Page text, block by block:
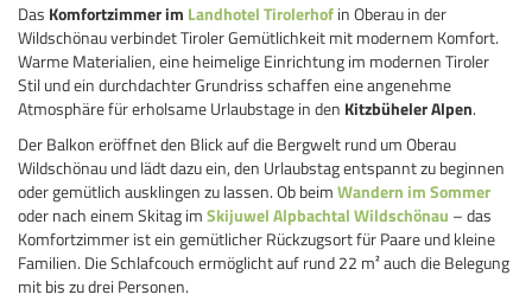
Das Komfortzimmer im Landhotel Tirolerhofin Oberau in der
Wildschönau verbindet Tiroler Gemütlichkeit mit modernem Komfort.
Warme Materialien, eine heimelige Einrichtung im modernen Tiroler
Stil und ein durchdachter Grundriss schaffen eine angenehme
Atmosphäre für erholsame Urlaubstage in den Kitzbüheler Alpen.
Der Balkon eröffnet den Blick auf die Bergwelt rund um Oberau
Wildschönau und lädt dazu ein, den Urlaubstag entspannt zu beginnen
oder gemütlich ausklingen zu lassen. Ob beimWandern im Sommer
oder nach einem Skitag imSkijuwel Alpbachtal Wildschönau – das
Komfortzimmer ist ein gemütlicher Rückzugsort für Paare und kleine
Familien. Die Schlafcouch ermöglicht auf rund 22 m² auch die Belegung
mit bis zu drei Personen.